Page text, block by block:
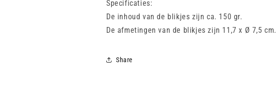
Specificaties:
De inhoud van de blikjes zijn ca. 150 gr.
De afmetingen van de blikjes zijn 11,7 x Ø 7,5 cm.
Share